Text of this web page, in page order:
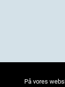
På vores